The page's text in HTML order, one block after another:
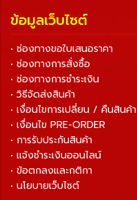
ข้อมูลเว็บไซต์
• ช่องทางขอใบเสนอราคา
• ช่องทางการสั่งซื้อ
• ช่องทางการชำระเงิน
• วิธีจัดส่งสินค้า
• เงื่อนไขการเปลี่ยน / คืนสินค้า
• เงื่อนไข PRE-ORDER
• การรับประกันสินค้า
• แจ้งชำระเงินออนไลน์
• ข้อตกลงและกติกา
• นโยบายเว็บไซต์